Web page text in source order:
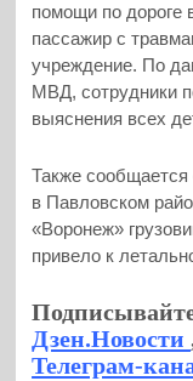
помощи по дороге
пассажир с
учреждение. По
МВД, сотрудники
выяснения всех
Также сообщается
в Павловском
«Воронеж»
привело к
Дзен.Новости
Телеграм-